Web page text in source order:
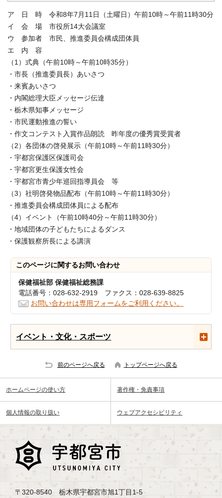
ア 日 時 令和8年7月11日（土曜日）午前10時～午前11時30分
イ 会 場 市役所14大会議室
ウ 参加者 市民、推進委員会構成団体員
エ 内 容
（1）式典（午前10時～午前10時35分）
・市長（推進委員長）あいさつ
・来賓あいさつ
・内閣総理大臣メッセージ伝達
・栃木県知事メッセージ
・市民運動推進の誓い
・作文コンテスト入賞作品朗読 昨年度の優秀賞受賞者
（2）各団体の啓発展示（午前10時～午前11時30分）
・宇都宮保護区保護司会
・宇都宮更生保護女性会
・宇都宮市青少年巡回指導員会 等
（3）社明啓発物品配布（午前10時～午前11時30分）
・推進委員会構成団体員による配布
（4）イベント（午前10時40分～午前11時30分）
・地域団体の子どもたちによるダンス
・保護観察所長による講演
このページに関するお問い合わせ
保健福祉部 保健福祉総務課
電話番号：028-632-2919 ファクス：028-639-8825
お問い合わせは専用フォームをご利用ください。
イベント・文化・スポーツ
前のページへ戻る トップページへ戻る
ホームページの使い方 著作権・免責事項
個人情報の取り扱い ウェブアクセシビリティ
〒320-8540 栃木県宇都宮市旭1丁目1-5